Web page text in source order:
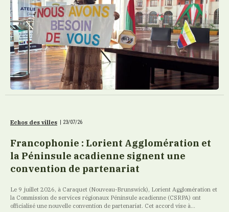
Echos des villes 23/07/26
Francophonie : Lorient Agglomération et
la Péninsule acadienne signent une
convention de partenariat
Le 9 juillet 2026, à Caraquet (Nouveau-Brunswick), Lorient Agglomération et
la Commission de services régionaux Péninsule acadienne (CSRPA) ont
officialisé une nouvelle convention de partenariat. Cet accord vise à...